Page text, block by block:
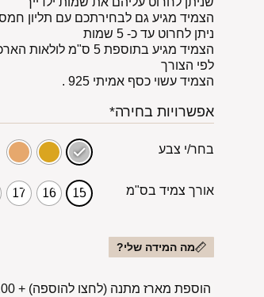
הצמיד מגיע גם לבחירתכם עם תליון
ניתן לחרוט עד כ- 5 שמות
הצמיד מגיע בתוספת 5
לפי הצורך
הצמיד עשוי כסף אמיתי 925 .
אפשרויות בחירה*
בחר/י צבע
אורך צמיד בס"מ 15
16
17
מה המידה שלי?
הוספת מארז מתנה (לחצו להוספה) +
₪